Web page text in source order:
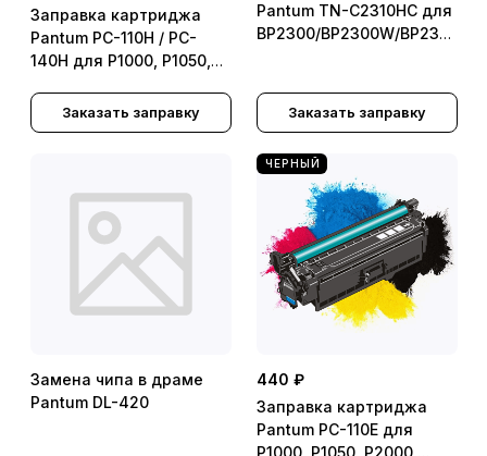
Заправка картриджа
Pantum PC-110H / PC-
140H для P1000, P1050,
M5000, M5005, M6000,
M6005 (2300стр.) - без
Заказать заправку
Pantum TN-C2310HC для
BP2300/BP2300W/
Заказать заправку
Замена чипа в драме
Pantum DL-420
ЧЕРНЫЙ
440 ₽
Заправка картриджа
Pantum PC-110E для
P1000, P1050, P2000,